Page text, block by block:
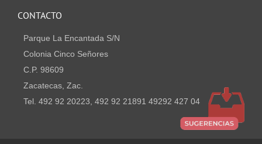
CONTACTO
Parque La Encantada S/N
Colonia Cinco Señores
C.P. 98609
Zacatecas, Zac.
Tel. 492 92 20223, 492 92 21891 49292 427 04